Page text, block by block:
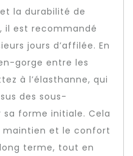
la durabilité de
il est recommandé
jours d’affilée. En
gorge entre les
à l’élasthanne, qui
des sous-
forme initiale. Cela
et le confort
terme, tout en